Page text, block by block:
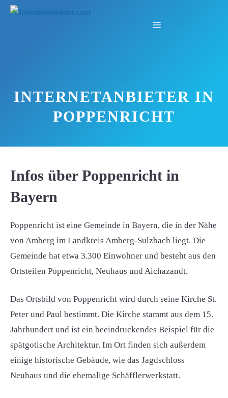
Zum
Menü
INTERNETANBIETER IN
POPPENRICHT
Infos über Poppenricht in
Bayern
Poppenricht ist eine Gemeinde in Bayern, die in der Nähe
von Amberg im Landkreis Amberg-Sulzbach liegt. Die
Gemeinde hat etwa 3.300 Einwohner und besteht aus den
Ortsteilen Poppenricht, Neuhaus und Aichazandt.
Das Ortsbild von Poppenricht wird durch seine Kirche St.
Peter und Paul bestimmt. Die Kirche stammt aus dem 15.
Jahrhundert und ist ein beeindruckendes Beispiel für die
spätgotische Architektur. Im Ort finden sich außerdem
einige historische Gebäude, wie das Jagdschloss
Neuhaus und die ehemalige Schäfflerwerkstatt.